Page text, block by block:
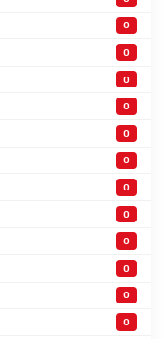
0
0
0
0
0
0
0
0
0
0
0
0